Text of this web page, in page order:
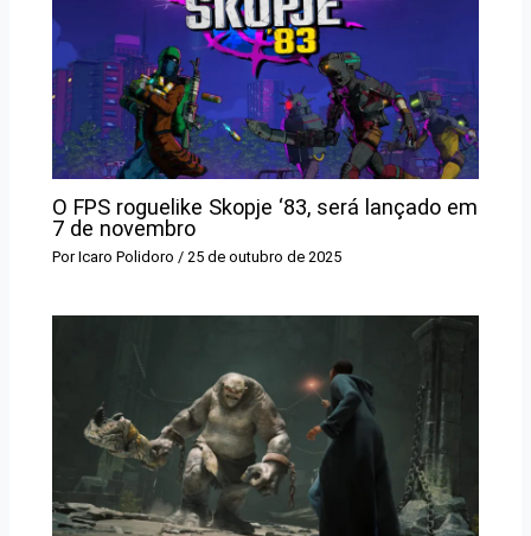
O FPS roguelike Skopje ‘83, será lançado em
7 de novembro
PorIcaro Polidoro/25 de outubro de 2025